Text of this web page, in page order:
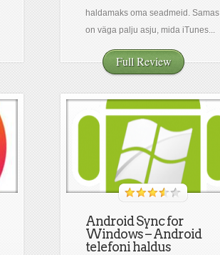
haldamaks oma seadmeid. Samas
on väga palju asju, mida iTunes...
Full Review
Android Sync for
Windows – Android
telefoni haldus